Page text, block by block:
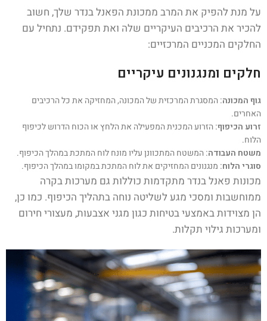
על מנת להפיק את המרב ממכונת הפאנל בנדר שלך, חשוב
להכיר את הרכיבים העיקריים שלה ואת תפקידם. נתחיל עם
החלקים המכניים המרכזיים:
חלקים ומנגנונים עיקריים
גוף המכונה:המסגרת המרכזית של המכונה, המחזיקה את כל הרכיבים
האחרים.
זרוע הכיפוף:הזרוע המכנית המפעילה את הלחץ או הכוח הדרוש לכיפוף
הלוח.
משטח העבודה:המשטח המתכוונן עליו מונח לוח המתכת במהלך הכיפוף.
סוגרי הלוח: מנגנונים המחזיקים את לוח המתכת במקומו במהלך הכיפוף.
מכונות פאנל בנדר מתקדמות כוללות גם מערכות בקרה
ממוחשבות ומסכי מגע לשליטה נוחה בתהליך הכיפוף. כמו כן,
הן מצוידות באמצעי בטיחות כגון מגני אצבעות, מעצורי חירום
ומערכות גילוי תקלות.